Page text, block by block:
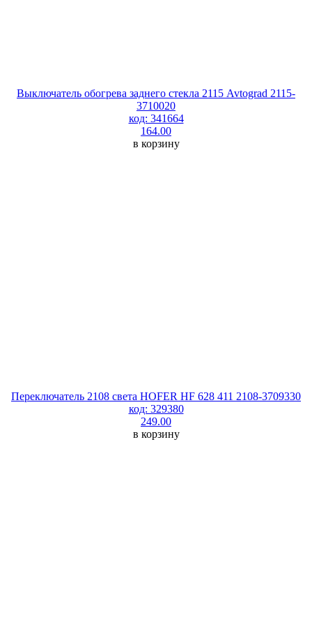
Выключатель обогрева заднего стекла 2115 Avtograd 2115-
3710020
код: 341664
164.00
в корзину
Переключатель 2108 света HOFER HF 628 411 2108-3709330
код: 329380
249.00
в корзину